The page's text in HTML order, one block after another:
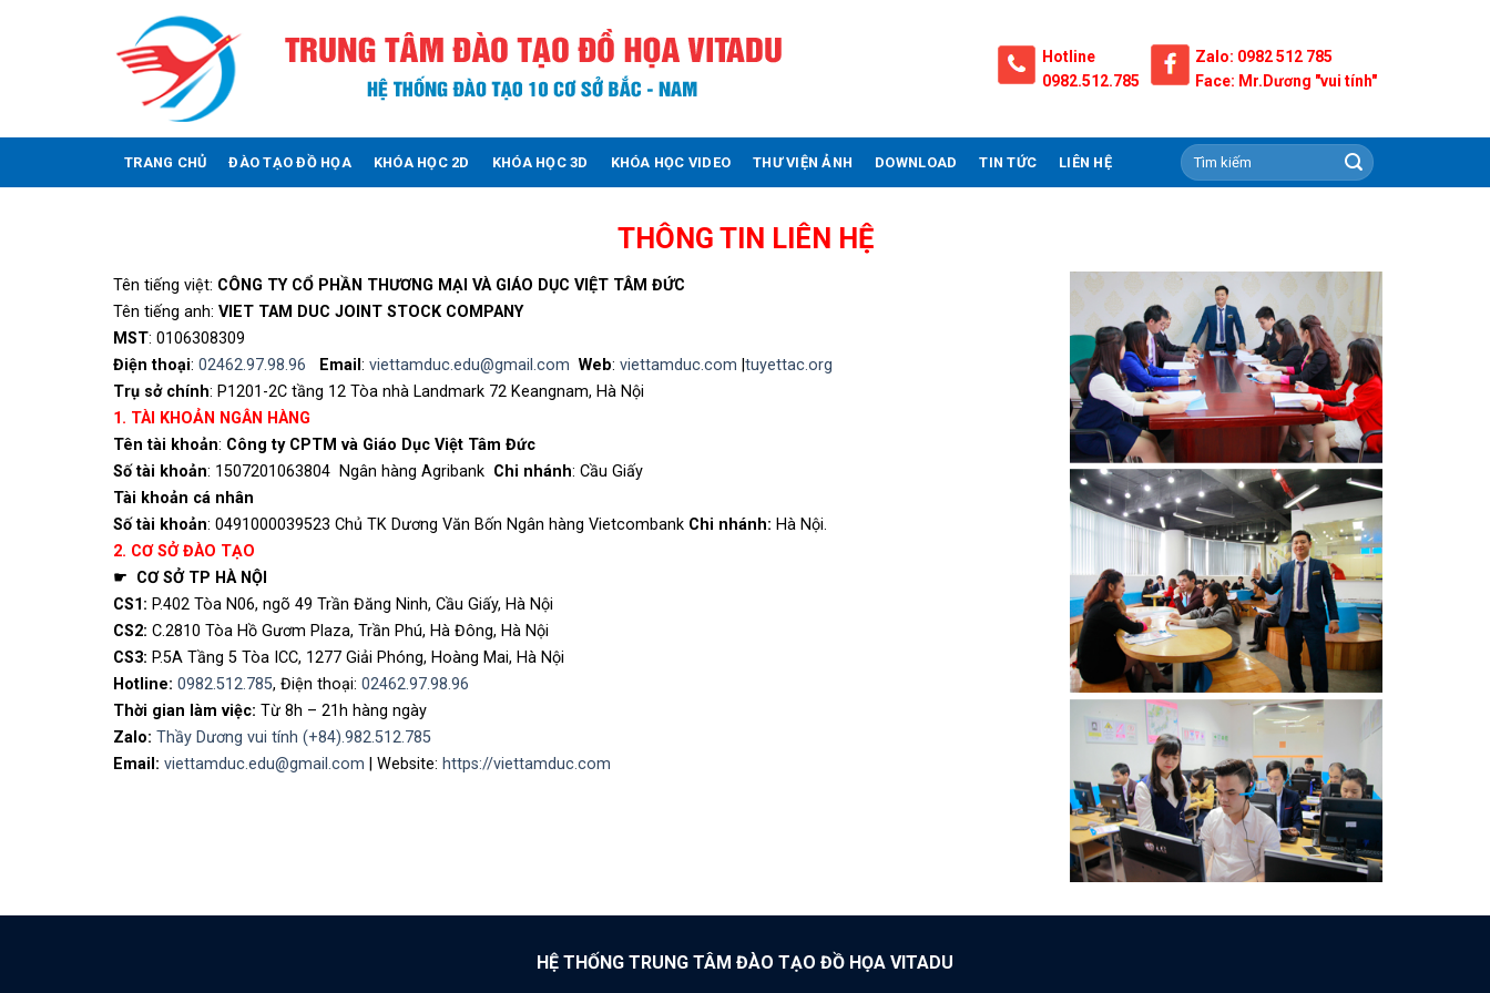
Hotline
0982.512.785
Zalo: 0982 512 785
Face: Mr.Dương "vui tính"
TRANG CHỦ ĐÀO TẠO ĐỒ HỌA KHÓA HỌC 2D KHÓA HỌC 3D KHÓA HỌC VIDEO THƯ VIỆN ẢNH DOWNLOAD TIN TỨC LIÊN HỆ
THÔNG TIN LIÊN HỆ
Tên tiếng việt: CÔNG TY CỔ PHẦN THƯƠNG MẠI VÀ GIÁO DỤC VIỆT TÂM ĐỨC
Tên tiếng anh: VIET TAM DUC JOINT STOCK COMPANY
MST: 0106308309
Điện thoại: 02462.97.98.96 Email : viettamduc.edu@gmail.com Web: viettamduc.com tuyettac.org
Trụ sở chính: P1201-2C tầng 12 Tòa nhà Landmark 72 Keangnam, Hà Nội
1. TÀI KHOẢN NGÂN HÀNG
Tên tài khoản: Công ty CPTM và Giáo Dục Việt Tâm Đức
Số tài khoản: 1507201063804 Ngân hàng Agribank Chi nhánh: Cầu Giấy
Tài khoản cá nhân
Số tài khoản: 0491000039523 Chủ TK Dương Văn Bốn Ngân hàng Vietcombank Chi nhánh: Hà Nội.
2. CƠ SỞ ĐÀO TẠO
☛ CƠ SỞ TP HÀ NỘI
CS1: P.402 Tòa N06, ngõ 49 Trần Đăng Ninh, Cầu Giấy, Hà Nội
CS2: C.2810 Tòa Hồ Gươm Plaza, Trần Phú, Hà Đông, Hà Nội
CS3: P.5A Tầng 5 Tòa ICC, 1277 Giải Phóng, Hoàng Mai, Hà Nội
Hotline: 0982.512.785, Điện thoại: 02462.97.98.96
Thời gian làm việc: Từ 8h – 21h hàng ngày
Zalo: Thầy Dương vui tính (+84).982.512.785
Email : viettamduc.edu@gmail.com | Website: https://viettamduc.com
HỆ THỐNG TRUNG TÂM ĐÀO TẠO ĐỒ HỌA VITADU